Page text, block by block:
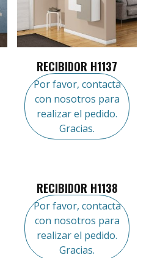
RECIBIDOR H1137
Por favor, contacta
con nosotros para
realizar el pedido.
Gracias.
RECIBIDOR H1138
Por favor, contacta
con nosotros para
realizar el pedido.
Gracias.